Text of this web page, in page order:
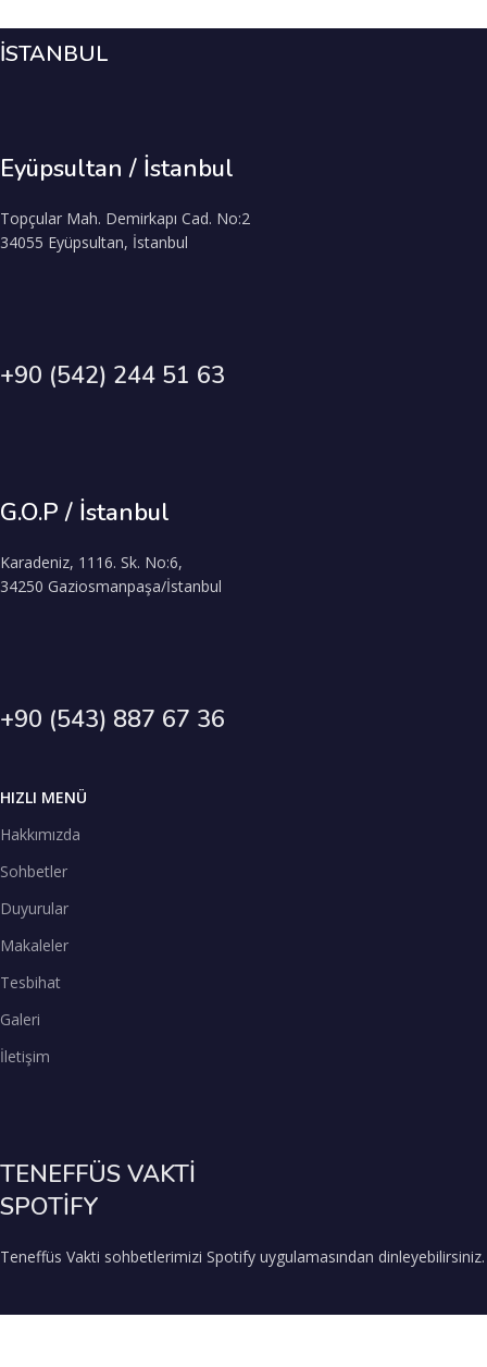
İSTANBUL
Eyüpsultan / İstanbul
Topçular Mah. Demirkapı Cad. No:2
34055 Eyüpsultan, İstanbul
+90 (542) 244 51 63
G.O.P / İstanbul
Karadeniz, 1116. Sk. No:6,
34250 Gaziosmanpaşa/İstanbul
+90 (543) 887 67 36
HIZLI MENÜ
Hakkımızda
Sohbetler
Duyurular
Makaleler
Tesbihat
Galeri
İletişim
TENEFFÜS VAKTİ
SPOTİFY
Teneffüs Vakti sohbetlerimizi Spotify uygulamasından dinleyebilirsiniz.